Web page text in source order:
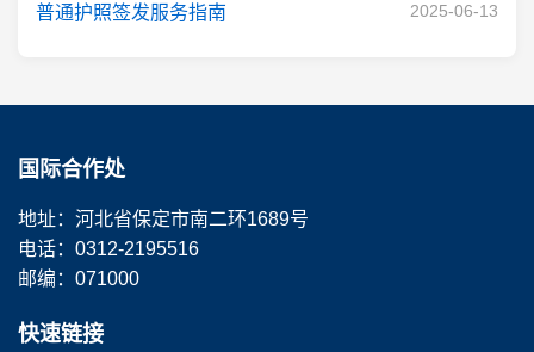
普通护照签发服务指南 2025-06-13
国际合作处
地址：河北省保定市南二环1689号
电话：0312-2195516
邮编：071000
快速链接